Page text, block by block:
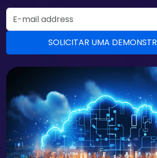
Email Address